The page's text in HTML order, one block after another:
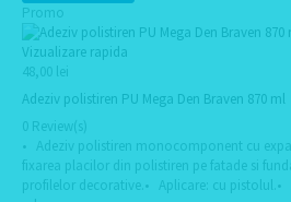
Promo
Vizualizare rapida
48,00 lei
Adeziv polistiren PU Mega Den Braven 870 ml
0 Review(s)
• Adeziv polistiren monocomponent cu
fixarea placilor din polistiren pe fatade si
profilelor decorative.• Aplicare: cu pistolul.•